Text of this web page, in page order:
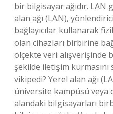
bir bilgisayar ağıdır. LAN
alan ağı (LAN),
bağlayıcılar kullanarak
olan cihazları birbirine
ölçekte veri alışverişinde
şekilde iletişim
vikipedi? Yerel alan ağı
üniversite kampüsü veya
alandaki bilgisayarları